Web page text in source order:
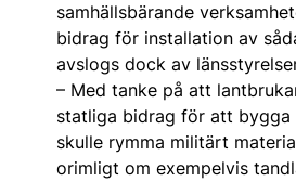
samhällsbärande
bidrag för installation av
avslogs dock av
– Med tanke på att
statliga bidrag för att bygga
skulle rymma militärt
orimligt om exempelvis